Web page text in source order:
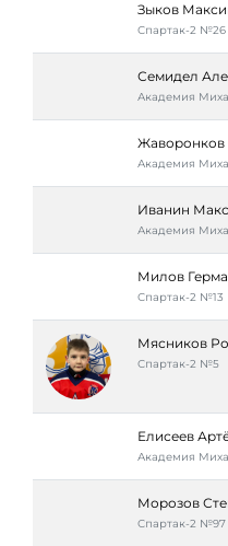
Зыков
Спартак-2 №26
Семидел
Академия
Жаворонков
Академия
Иванин
Академия
Милов
Спартак-2 №13
Мясников
Спартак-2 №5
Елисеев
Академия
Морозов
Спартак-2 №97